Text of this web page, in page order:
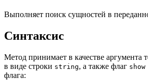
Выполняет поиск сущностей в
Синтаксис
Метод принимает в качестве аргумента
в виде строки string, а также флаг
флага: